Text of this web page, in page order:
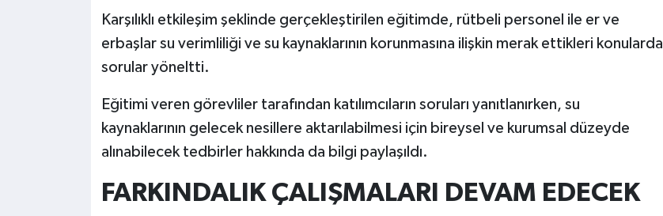
Karşılıklı etkileşim şeklinde gerçekleştirilen eğitimde, rütbeli personel ile er ve
erbaşlar su verimliliği ve su kaynaklarının korunmasına ilişkin merak ettikleri konularda
sorular yöneltti.
Eğitimi veren görevliler tarafından katılımcıların soruları yanıtlanırken, su
kaynaklarının gelecek nesillere aktarılabilmesi için bireysel ve kurumsal düzeyde
alınabilecek tedbirler hakkında da bilgi paylaşıldı.
FARKINDALIK ÇALIŞMALARI DEVAM EDECEK